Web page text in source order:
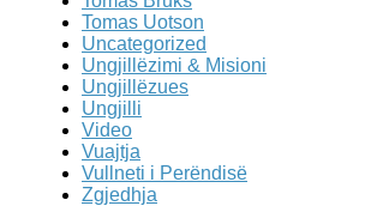
Tomas Uotson
Uncategorized
Ungjillëzimi & Misioni
Ungjillëzues
Ungjilli
Video
Vuajtja
Vullneti i Perëndisë
Zgjedhja